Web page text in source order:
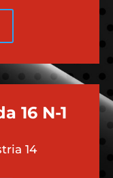
16 N-1
14